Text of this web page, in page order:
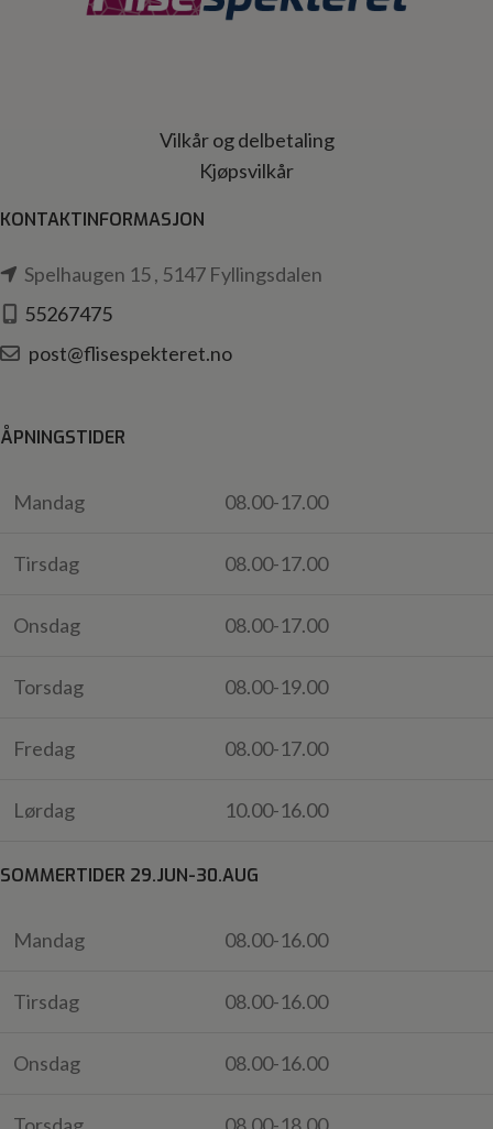
Vilkår og delbetaling
Kjøpsvilkår
KONTAKTINFORMASJON
Spelhaugen 15 , 5147 Fyllingsdalen
55267475
post@flisespekteret.no
ÅPNINGSTIDER
Mandag 08.00-17.00
Tirsdag 08.00-17.00
Onsdag 08.00-17.00
Torsdag 08.00-19.00
Fredag 08.00-17.00
Lørdag 10.00-16.00
SOMMERTIDER 29.JUN-30.AUG
Mandag 08.00-16.00
Tirsdag 08.00-16.00
Onsdag 08.00-16.00